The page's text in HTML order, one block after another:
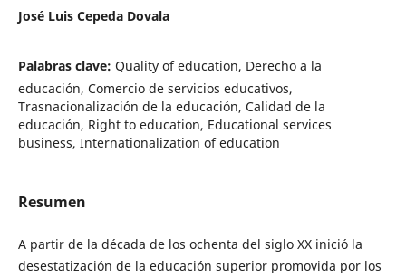
José Luis Cepeda Dovala
Palabras clave: Quality of education, Derecho a la
educación, Comercio de servicios educativos,
Trasnacionalización de la educación, Calidad de la
educación, Right to education, Educational services
business, Internationalization of education
Resumen
A partir de la década de los ochenta del siglo XX inició la
desestatización de la educación superior promovida por los